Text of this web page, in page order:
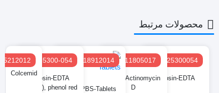
محصولات مرتبط
25300054
Trypsin-EDTA
11805017
Gibco Actinomycin
D
18912014
Gibco-PBS-Tablets
25300-054
Trypsin-EDTA
(0.05%), phenol red
Colcemid